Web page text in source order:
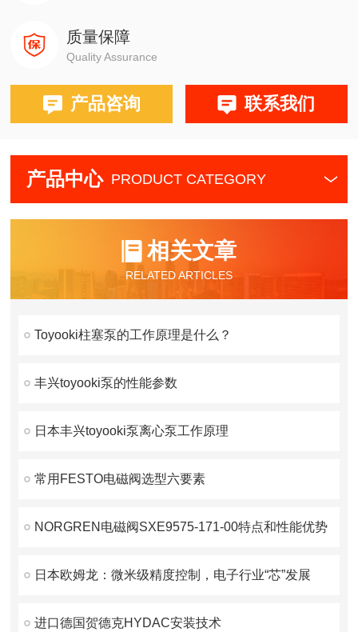
质量保障
Quality Assurance
产品咨询 联系我们
产品中心 PRODUCT CATEGORY
相关文章
RELATED ARTICLES
Toyooki柱塞泵的工作原理是什么？
丰兴toyooki泵的性能参数
日本丰兴toyooki泵离心泵工作原理
常用FESTO电磁阀选型六要素
NORGREN电磁阀SXE9575-171-00特点和性能优势
日本欧姆龙：微米级精度控制，电子行业“芯”发展
进口德国贺德克HYDAC安装技术